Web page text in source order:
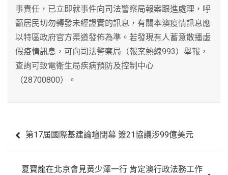
事責任，已立即就事件向司法警察局報案跟進處理，呼
籲居民切勿轉發未經證實的訊息，有關本澳疫情訊息應
以特區政府官方渠道發佈為準。若發現有人蓄意散播虛
假疫情訊息，可向司法警察局（報案熱線993）舉報，
查詢可致電衛生局疾病預防及控制中心
（28700800）。
章
第17屆國際基建論壇閉幕 簽21協議涉99億美元
夏寶龍在北京會見黃少澤一行 肯定澳行政法務工作